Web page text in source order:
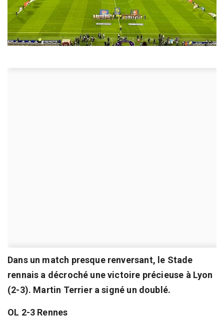
Dans un match presque renversant, le Stade
rennais a décroché une victoire précieuse à Lyon
(2-3). Martin Terrier a signé un doublé.
OL 2-3 Rennes